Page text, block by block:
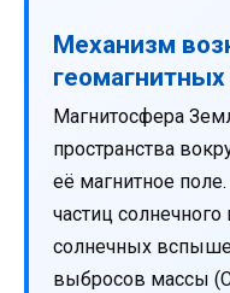
Механизм
Магнитосфера
пространства
её магнитное
частиц солнечного
солнечных
выбросов массы